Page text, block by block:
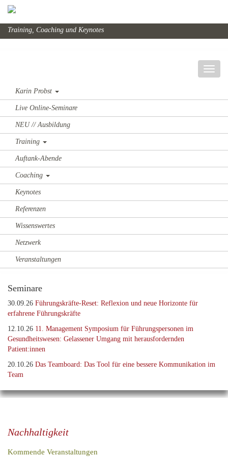
Training, Coaching und Keynotes
Karin Probst
Live Online-Seminare
NEU // Ausbildung
Training
Auftank-Abende
Coaching
Keynotes
Referenzen
Wissenswertes
Netzwerk
Veranstaltungen
Seminare
30.09.26 Führungskräfte-Reset: Reflexion und neue Horizonte für
erfahrene Führungskräfte
12.10.26 11. Management Symposium für Führungspersonen im
Gesundheitswesen: Gelassener Umgang mit herausfordernden
Patient:innen
20.10.26 Das Teamboard: Das Tool für eine bessere Kommunikation im
Team
Nachhaltigkeit
Kommende Veranstaltungen